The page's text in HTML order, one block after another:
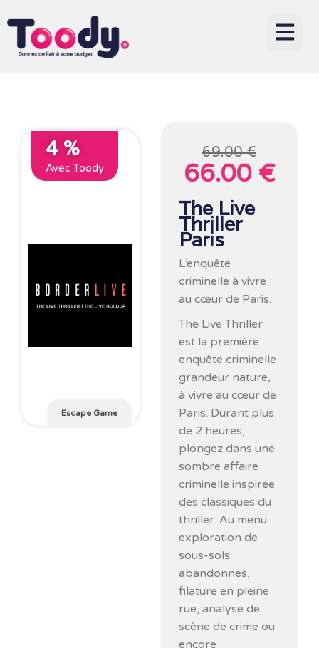
4 %
Avec Toody
Escape Game
69.00 €
66.00 €
The Live
Thriller
Paris
L’enquête
criminelle à vivre
au cœur de Paris.
The Live Thriller
est la première
enquête criminelle
grandeur nature,
à vivre au cœur de
Paris. Durant plus
de 2 heures,
plongez dans une
sombre affaire
criminelle inspirée
des classiques du
thriller. Au menu :
exploration de
sous-sols
abandonnés,
filature en pleine
rue, analyse de
scène de crime ou
encore